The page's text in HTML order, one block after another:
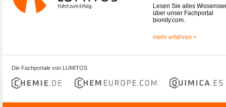
Lesen Sie alles
über unser Fachportal
bionity.com.
mehr erfahren >
Die Fachportale von LUMITOS